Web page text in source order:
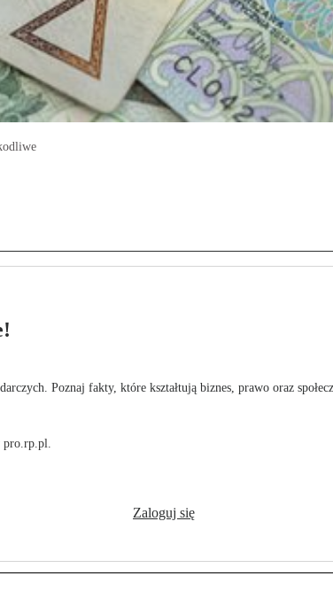
Poznaj fakty, które kształtują biznes, prawo oraz
pro.rp.pl.
Zaloguj się